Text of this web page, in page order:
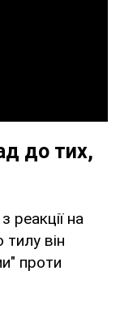
до тих,
реакції на
він
проти